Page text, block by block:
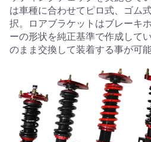
は車種に合わせてピロ式、ゴム
択。ロアブラケットはブレーキ
ーの形状を純正基準で作成して
のまま交換して装着する事が可能